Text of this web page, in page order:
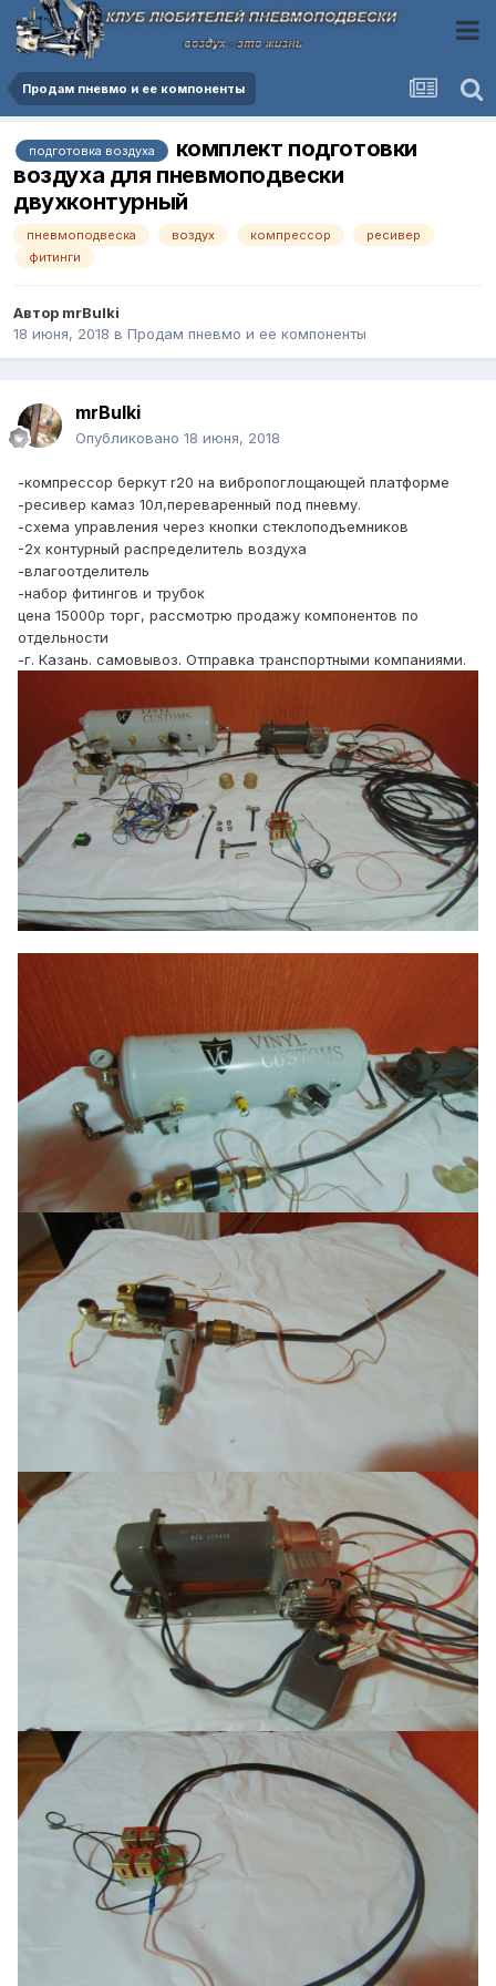
Продам пневмо и ее компоненты
подготовка воздуха
комплект подготовки
воздуха для пневмоподвески
двухконтурный
пневмоподвеска воздух компрессор
ресивер
фитинги
Автор mrBulki
18 июня, 2018 в Продам пневмо и ее компоненты
mrBulki
Опубликовано 18 июня, 2018
-компрессор беркут r20 на вибропоглощающей платформе
-ресивер камаз 10л,переваренный под пневму.
-схема управления через кнопки стеклоподъемников
-2х контурный распределитель воздуха
-влагоотделитель
-набор фитингов и трубок
цена 15000р торг, рассмотрю продажу компонентов по
отдельности
-г. Казань. самовывоз. Отправка транспортными компаниями.